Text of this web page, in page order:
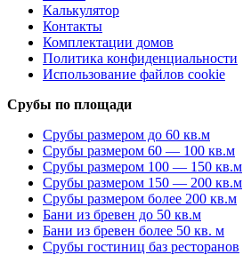
Калькулятор
Контакты
Комплектации домов
Политика конфиденциальности
Использование файлов cookie
Срубы по площади
Срубы размером до 60 кв.м
Срубы размером 60 — 100 кв.м
Срубы размером 100 — 150 кв.м
Срубы размером 150 — 200 кв.м
Срубы размером более 200 кв.м
Бани из бревен до 50 кв.м
Бани из бревен более 50 кв. м
Срубы гостиниц баз ресторанов